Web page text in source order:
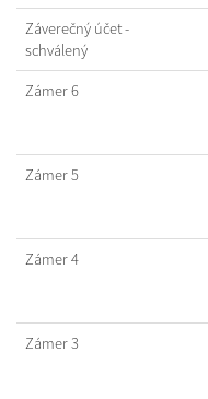
Záverečný účet -
schválený
Zámer 6
Zámer 5
Zámer 4
Zámer 3